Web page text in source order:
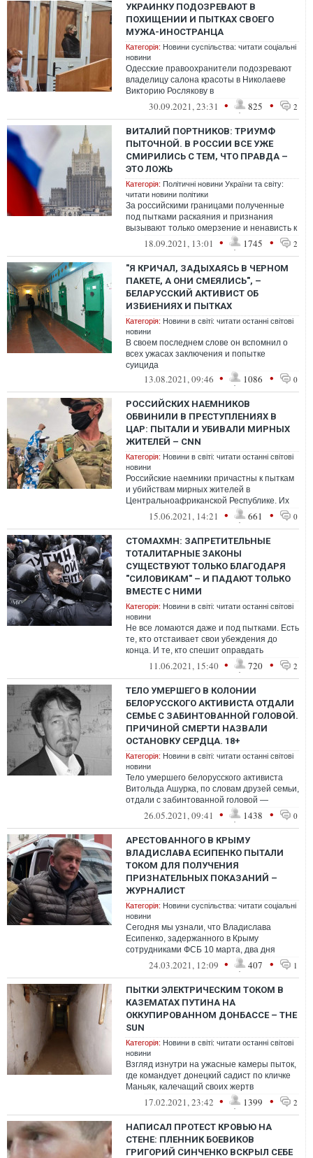
УКРАИНКУ ПОДОЗРЕВАЮТ В
ПОХИЩЕНИИ И ПЫТКАХ СВОЕГО
МУЖА-ИНОСТРАНЦА
Категорія: Новини суспільства: читати соціальні
новини
Одесские правоохранители подозревают
владелицу салона красоты в Николаеве
Викторию Рослякову в
организации похищения и пыток своего
гражданского мужа,...
30.09.2021, 23:31 • 825 • 2
ВИТАЛИЙ ПОРТНИКОВ: ТРИУМФ
ПЫТОЧНОЙ. В РОССИИ ВСЕ УЖЕ
СМИРИЛИСЬ С ТЕМ, ЧТО ПРАВДА –
ЭТО ЛОЖЬ
Категорія: Політичні новини України та світу:
читати новини політики
За российскими границами полученные
под пытками раскаяния и признания
вызывают только омерзение и ненависть к
людям, использующим методы
Средневековья...
18.09.2021, 13:01 • 1745 • 2
"Я КРИЧАЛ, ЗАДЫХАЯСЬ В ЧЕРНОМ
ПАКЕТЕ, А ОНИ СМЕЯЛИСЬ", –
БЕЛАРУССКИЙ АКТИВИСТ ОБ
ИЗБИЕНИЯХ И ПЫТКАХ
Категорія: Новини в світі: читати останні світові
новини
В своем последнем слове он вспомнил о
всех ужасах заключения и попытке
суицида
13.08.2021, 09:46 • 1086 • 0
РОССИЙСКИХ НАЕМНИКОВ
ОБВИНИЛИ В ПРЕСТУПЛЕНИЯХ В
ЦАР: ПЫТАЛИ И УБИВАЛИ МИРНЫХ
ЖИТЕЛЕЙ – CNN
Категорія: Новини в світі: читати останні світові
новини
Российские наемники причастны к пыткам
и убийствам мирных жителей в
Центральноафриканской Республике. Их
обвиняют в применении чрезмерной силы
15.06.2021, 14:21 • 661 • 0
СТОМАХМН: ЗАПРЕТИТЕЛЬНЫЕ
ТОТАЛИТАРНЫЕ ЗАКОНЫ
СУЩЕСТВУЮТ ТОЛЬКО БЛАГОДАРЯ
"СИЛОВИКАМ" – И ПАДАЮТ ТОЛЬКО
ВМЕСТЕ С НИМИ
Категорія: Новини в світі: читати останні світові
новини
Не все ломаются даже и под пытками. Есть
те, кто отстаивает свои убеждения до
конца. И те, кто спешит оправдать
предательство – скорее всего, в душе с...
11.06.2021, 15:40 • 720 • 2
ТЕЛО УМЕРШЕГО В КОЛОНИИ
БЕЛОРУССКОГО АКТИВИСТА ОТДАЛИ
СЕМЬЕ С ЗАБИНТОВАННОЙ ГОЛОВОЙ.
ПРИЧИНОЙ СМЕРТИ НАЗВАЛИ
ОСТАНОВКУ СЕРДЦА. 18+
Категорія: Новини в світі: читати останні світові
новини
Тело умершего белорусского активиста
Витольда Ашурка, по словам друзей семьи,
отдали с забинтованной головой —
родственникам ранее сообщили, что он
26.05.2021, 09:41 • 1438 • 0
АРЕСТОВАННОГО В КРЫМУ
ВЛАДИСЛАВА ЕСИПЕНКО ПЫТАЛИ
ТОКОМ ДЛЯ ПОЛУЧЕНИЯ
ПРИЗНАТЕЛЬНЫХ ПОКАЗАНИЙ –
ЖУРНАЛИСТ
Категорія: Новини суспільства: читати соціальні
новини
Сегодня мы узнали, что Владислава
Есипенко, задержанного в Крыму
сотрудниками ФСБ 10 марта, два дня
пытали электричеством
24.03.2021, 12:09 • 407 • 1
ПЫТКИ ЭЛЕКТРИЧЕСКИМ ТОКОМ В
КАЗЕМАТАХ ПУТИНА НА
ОККУПИРОВАННОМ ДОНБАССЕ – THE
SUN
Категорія: Новини в світі: читати останні світові
новини
Взгляд изнутри на ужасные камеры пыток,
где командует донецкий садист по кличке
Маньяк, калечащий своих жертв
и пытающий их электрическим током.
17.02.2021, 23:42 • 1399 • 2
НАПИСАЛ ПРОТЕСТ КРОВЬЮ НА
СТЕНЕ: ПЛЕННИК БОЕВИКОВ
ГРИГОРИЙ СИНЧЕНКО ВСКРЫЛ СЕБЕ